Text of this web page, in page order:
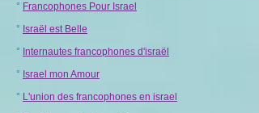
° Francophones Pour Israel
° Israël est Belle
° Internautes francophones d'israël
° Israel mon Amour
° L'union des francophones en israel